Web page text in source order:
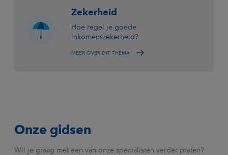
Zekerheid
Hoe regel je goede
inkomenszekerheid?
MEER OVER DIT THEMA
Onze gidsen
Wil je graag met een van onze specialisten verder praten?